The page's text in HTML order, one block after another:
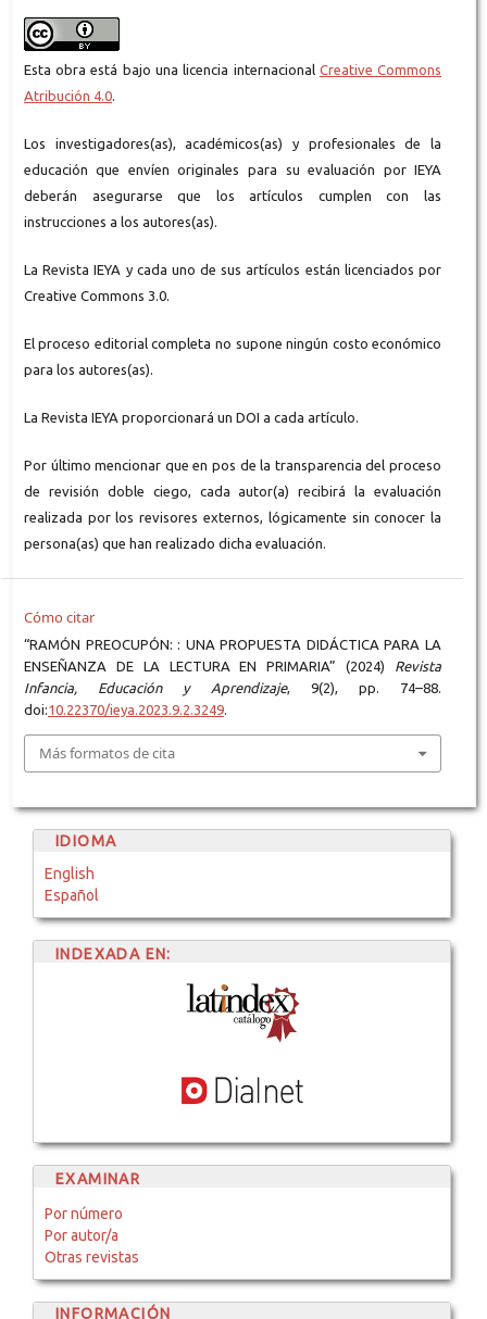
Esta obra está bajo una licencia internacional Creative Commons
Atribución 4.0.
Los investigadores(as), académicos(as) y profesionales de la
educación que envíen originales para su evaluación por IEYA
deberán asegurarse que los artículos cumplen con las
instrucciones a los autores(as).
La Revista IEYA y cada uno de sus artículos están licenciados por
Creative Commons 3.0.
El proceso editorial completa no supone ningún costo económico
para los autores(as).
La Revista IEYA proporcionará un DOI a cada artículo.
Por último mencionar que en pos de la transparencia del proceso
de revisión doble ciego, cada autor(a) recibirá la evaluación
realizada por los revisores externos, lógicamente sin conocer la
persona(as) que han realizado dicha evaluación.
Cómo citar
“RAMÓN PREOCUPÓN: : UNA PROPUESTA DIDÁCTICA PARA LA
ENSEÑANZA DE LA LECTURA EN PRIMARIA” (2024) Revista
Infancia, Educación y Aprendizaje, 9(2), pp. 74–88.
doi:10.22370/ieya.2023.9.2.3249.
Más formatos de cita
IDIOMA
English
Español
INDEXADA EN:
EXAMINAR
Por número
Por autor/a
Otras revistas
INFORMACIÓN